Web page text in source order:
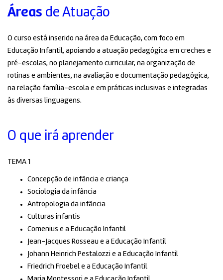
Áreas de Atuação
O curso está inserido na área da Educação, com foco em
Educação Infantil, apoiando a atuação pedagógica em creches e
pré-escolas, no planejamento curricular, na organização de
rotinas e ambientes, na avaliação e documentação pedagógica,
na relação família-escola e em práticas inclusivas e integradas
às diversas linguagens.
O que irá aprender
TEMA 1
Concepção de infância e criança
Sociologia da infância
Antropologia da infância
Culturas infantis
Comenius e a Educação Infantil
Jean-Jacques Rosseau e a Educação Infantil
Johann Heinrich Pestalozzi e a Educação Infantil
Friedrich Froebel e a Educação Infantil